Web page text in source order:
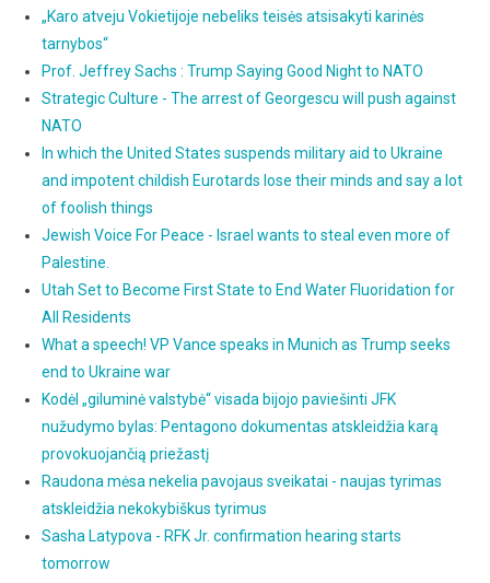
„Karo atveju Vokietijoje nebeliks teisės atsisakyti karinės
tarnybos“
Prof. Jeffrey Sachs : Trump Saying Good Night to NATO
Strategic Culture - The arrest of Georgescu will push against
NATO
In which the United States suspends military aid to Ukraine
and impotent childish Eurotards lose their minds and say a lot
of foolish things
Jewish Voice For Peace - Israel wants to steal even more of
Palestine.
Utah Set to Become First State to End Water Fluoridation for
All Residents
What a speech! VP Vance speaks in Munich as Trump seeks
end to Ukraine war
Kodėl „giluminė valstybė“ visada bijojo paviešinti JFK
nužudymo bylas: Pentagono dokumentas atskleidžia karą
provokuojančią priežastį
Raudona mėsa nekelia pavojaus sveikatai - naujas tyrimas
atskleidžia nekokybiškus tyrimus
Sasha Latypova - RFK Jr. confirmation hearing starts
tomorrow